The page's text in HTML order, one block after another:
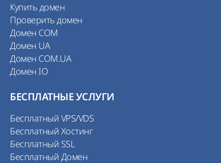
Купить домен
Проверить домен
Домен COM
Домен UA
Домен COM.UA
Домен IO
БЕСПЛАТНЫЕ УСЛУГИ
Бесплатный VPS/VDS
Бесплатный Хостинг
Бесплатный SSL
Бесплатный Домен